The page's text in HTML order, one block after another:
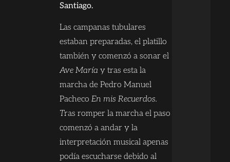
Santiago.
Las campanas tubulares
estaban preparadas, el platillo
también y comenzó a sonar el
Ave María y tras esta la
marcha de Pedro Manuel
Pacheco En mis Recuerdos.
Tras romper la marcha el paso
comenzó a andar y la
interpretación musical apenas
podía escucharse debido al